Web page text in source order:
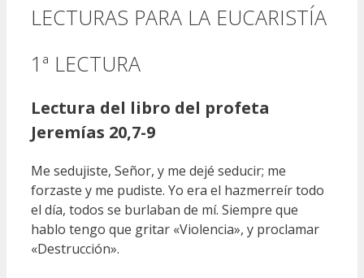
LECTURAS PARA LA EUCARISTÍA
1ª LECTURA
Lectura del libro del profeta
Jeremías 20,7-9
Me sedujiste, Señor, y me dejé seducir; me
forzaste y me pudiste. Yo era el hazmerreír todo
el día, todos se burlaban de mí. Siempre que
hablo tengo que gritar «Violencia», y proclamar
«Destrucción».